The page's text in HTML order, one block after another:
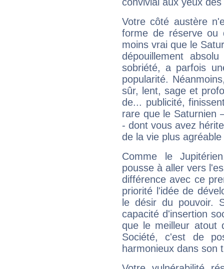
Votre côté austère
forme de réserve
moins vrai que le
dépouillement
sobriété, a parfois
popularité.
sûr, lent, sage et
de... publicité,
rare que le Saturnien
- dont vous avez
de la vie plus
Comme le
pousse à aller vers
différence avec ce
priorité l'idée de
le désir du pouvoir.
capacité d'insertion
que le meilleur atout
Société, c'est de
harmonieux dans son